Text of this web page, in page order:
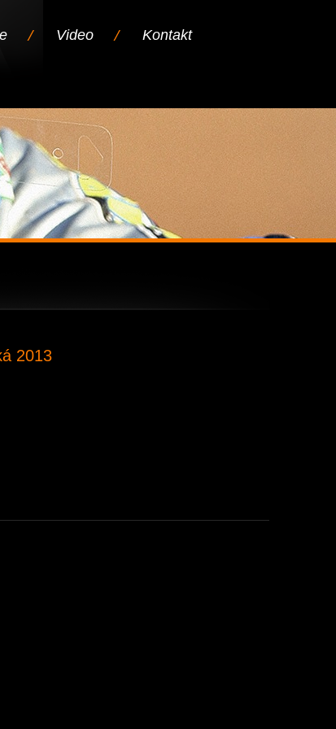
2013
Video Kontakt